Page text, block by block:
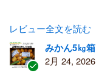
レビュー全文を読む
みかん5㎏箱
2月 24, 2026